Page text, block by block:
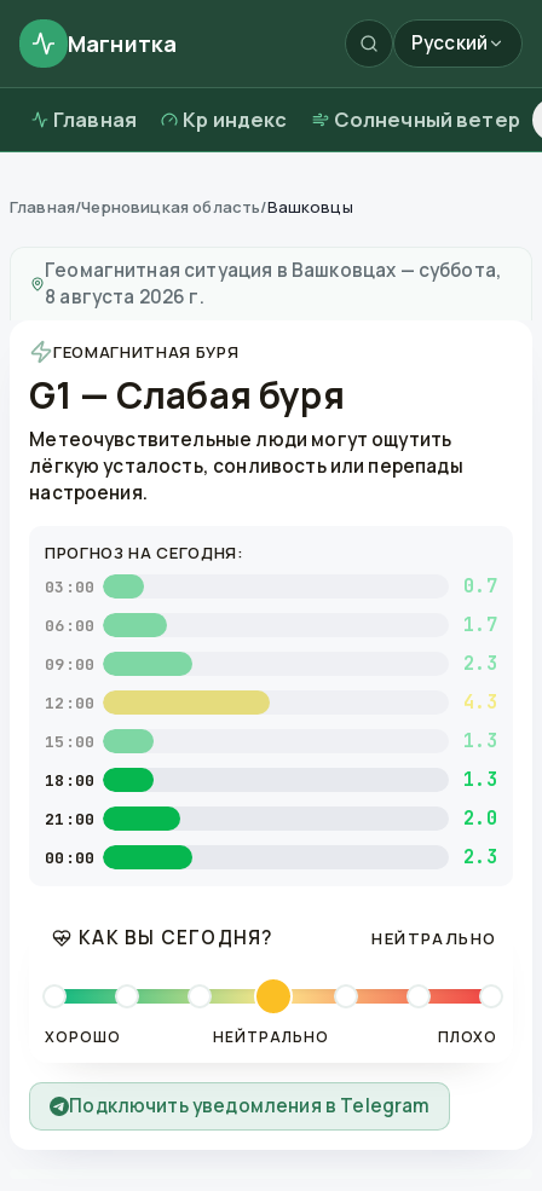
Магнитка Русский
Главная Kp индекс Солнечный ветер
Главная/Черновицкая область/Вашковцы
Геомагнитная ситуация в Вашковцах — суббота,
8 августа 2026 г.
ГЕОМАГНИТНАЯ БУРЯ
G1 — Слабая буря
Метеочувствительные люди могут ощутить
лёгкую усталость, сонливость или перепады
настроения.
ПРОГНОЗ НА СЕГОДНЯ:
03:00 0.7
06:00 1.7
09:00 2.3
12:00 4.3
15:00 1.3
18:00 1.3
21:00 2.0
00:00 2.3
КАК ВЫ СЕГОДНЯ? НЕЙТРАЛЬНО
ХОРОШО НЕЙТРАЛЬНО ПЛОХО
Подключить уведомления в Telegram